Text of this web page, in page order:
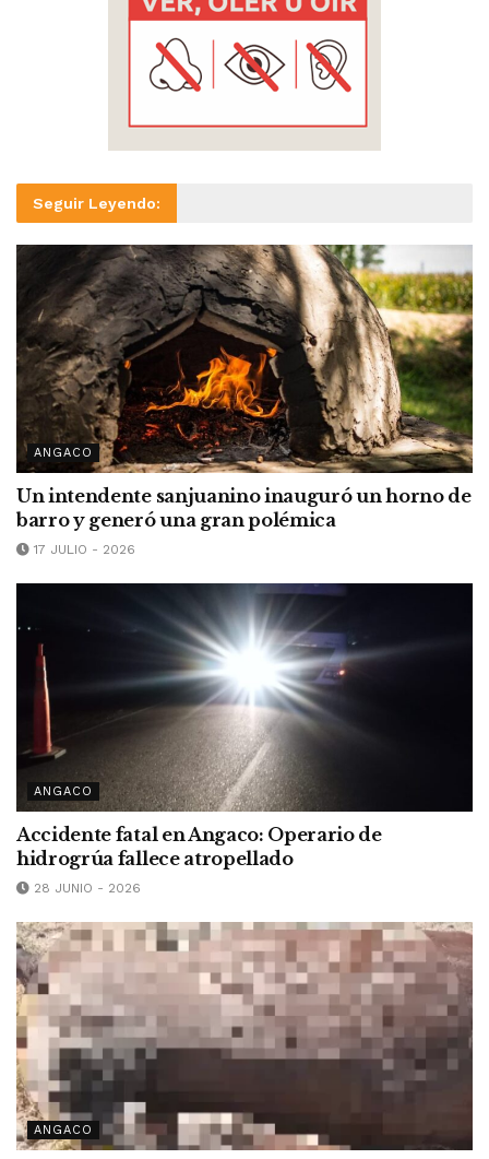
Seguir Leyendo:
ANGACO
Un intendente sanjuanino inauguró un horno de
barro y generó una gran polémica
17 JULIO - 2026
ANGACO
Accidente fatal en Angaco: Operario de
hidrogrúa fallece atropellado
28 JUNIO - 2026
ANGACO